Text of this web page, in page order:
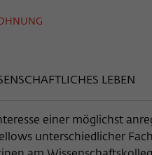
LEBEN
einer möglichst
unterschiedlicher
auf der Webseite des